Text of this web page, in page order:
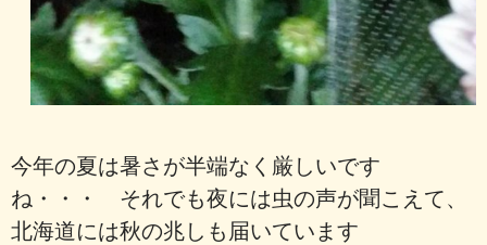
今年の夏は暑さが半端なく厳しいです
ね・・・ それでも夜には虫の声が聞こえて、
北海道には秋の兆しも届いています